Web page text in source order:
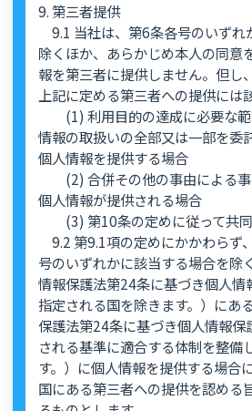
9. 第三者提供
9.1 当社は、第6条各号のいずれ
除くほか、あらかじめ本人の同意
報を第三者に提供しません。但し
上記に定める第三者への提供には
(1) 利用目的の達成に必要な範
情報の取扱いの全部又は一部を委
個人情報を提供する場合
(2) 合併その他の事由による事
個人情報が提供される場合
(3) 第10条の定めに従って共
9.2 第9.1項の定めにかかわらず
号のいずれかに該当する場合を除
情報保護法第24条に基づき個人情
指定される国を除きます。）にあ
保護法第24条に基づき個人情報保
される基準に適合する体制を整備
す。）に個人情報を提供する場合
国にある第三者への提供を認める